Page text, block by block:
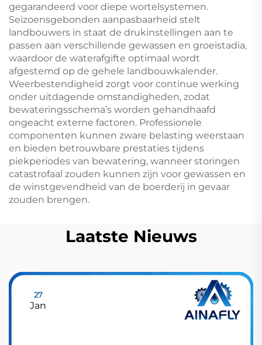
gegarandeerd voor diepe wortelsystemen.
Seizoensgebonden aanpasbaarheid stelt
landbouwers in staat de drukinstellingen aan te
passen aan verschillende gewassen en groeistadia,
waardoor de waterafgifte optimaal wordt
afgestemd op de gehele landbouwkalender.
Weerbestendigheid zorgt voor continue werking
onder uitdagende omstandigheden, zodat
bewateringsschema’s worden gehandhaafd
ongeacht externe factoren. Professionele
componenten kunnen zware belasting weerstaan
en bieden betrouwbare prestaties tijdens
piekperiodes van bewatering, wanneer storingen
catastrofaal zouden kunnen zijn voor gewassen en
de winstgevendheid van de boerderij in gevaar
zouden brengen.
Laatste Nieuws
27
Jan